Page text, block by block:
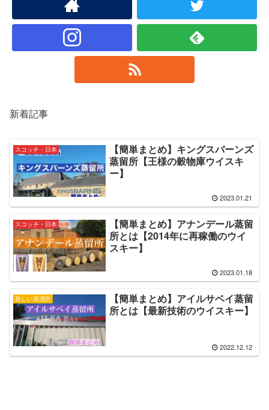
新着記事
スコッチ・日本
【簡単まとめ】キングスバーンズ
蒸留所【王様の穀物庫ウイスキ
ー】
2023.01.21
スコッチ・日本
【簡単まとめ】アナンデール蒸留
所とは【2014年に再稼働のウイ
スキー】
2023.01.18
新しい蒸溜所
【簡単まとめ】アイルサベイ蒸留
所とは【最新技術のウイスキー】
2022.12.12